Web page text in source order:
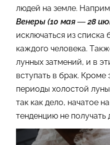
людей на земле.
Венеры (10 мая — 28
исключаться из списка
каждого человека.
лунных затмений, и в
вступать в брак.
периоды холостой
так как дело, начатое
тенденцию не получать